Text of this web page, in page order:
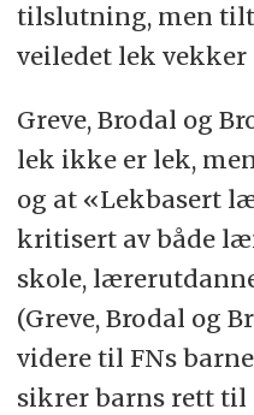
tilslutning, men
veiledet lek vekker
Greve, Brodal og
lek ikke er lek,
og at «Lekbasert
kritisert av både
skole,
(Greve, Brodal og
videre til FNs
sikrer barns rett